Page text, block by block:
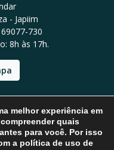
- Japiim
730
8h às 17h.
melhor experiência em
quais
para você. Por isso
a política de uso de